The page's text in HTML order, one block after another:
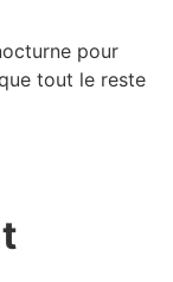
pour
tout le reste